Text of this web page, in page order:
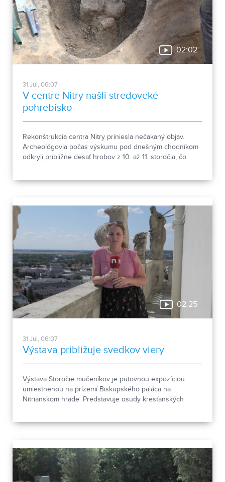
02:02
31.Jul, 06:07
V centre Nitry našli stredoveké
pohrebisko
Rekonštrukcia centra Nitry priniesla nečakaný objav.
Archeológovia počas výskumu pod dnešným chodníkom
odkryli približne desať hrobov z 10. až 11. storočia, čo
02:25
31.Jul, 06:07
Výstava približuje svedkov viery
Výstava Storočie mučeníkov je putovnou expozíciou
umiestnenou na prízemí Biskupského paláca na
Nitrianskom hrade. Predstavuje osudy kresťanských